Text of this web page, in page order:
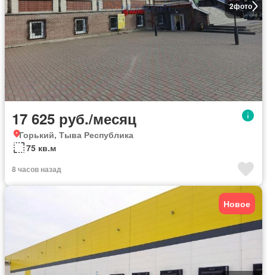
2фото
17 625 руб./месяц
Горький, Тыва Республика
75 кв.м
8 часов назад
Новое